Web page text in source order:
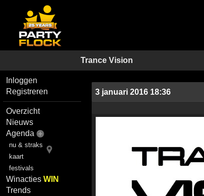
Trance Vision
Inloggen
Registreren
Overzicht
Nieuws
Agenda
nu & straks
kaart
festivals
WinactiesWIN
Trends
3 januari 2016 18:36